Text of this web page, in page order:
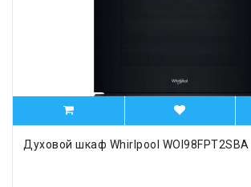
Духовой шкаф Whirlpool WOI98FPT2SBA